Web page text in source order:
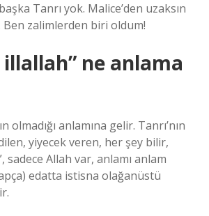
Tanrı yok. Malice’den uzaksın
Ben zalimlerden biri oldum!
illallah” ne anlama
olmadığı anlamına gelir. Tanrı’nın
yiyecek veren, her şey bilir,
sadece Allah var, anlamı anlam
edatta istisna olağanüstü